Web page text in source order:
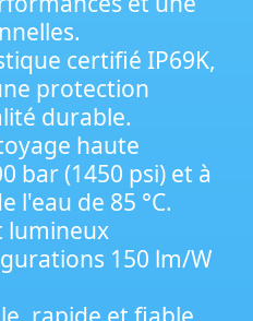
certifié IP69K,
protection
durable.
haute
bar (1450 psi) et à
l'eau de 85 °C.
lumineux
150 lm/W